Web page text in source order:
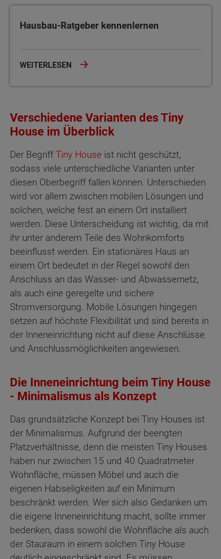
Hausbau-Ratgeber kennenlernen
WEITERLESEN
Verschiedene Varianten des Tiny
House im Überblick
Der BegriffTiny House ist nicht geschützt,
sodass viele unterschiedliche Varianten unter
diesen Oberbegriff fallen können. Unterschieden
wird vor allem zwischen mobilen Lösungen und
solchen, welche fest an einem Ort installiert
werden. Diese Unterscheidung ist wichtig, da mit
ihr unter anderem Teile des Wohnkomforts
beeinflusst werden. Ein stationäres Haus an
einem Ort bedeutet in der Regel sowohl den
Anschluss an das Wasser- und Abwassernetz,
als auch eine geregelte und sichere
Stromversorgung. Mobile Lösungen hingegen
setzen auf höchste Flexibilität und sind bereits in
der Inneneinrichtung nicht auf diese Anschlüsse
und Anschlussmöglichkeiten angewiesen.
Die Inneneinrichtung beim Tiny House
- Minimalismus als Konzept
Das grundsätzliche Konzept bei Tiny Houses ist
der Minimalismus. Aufgrund der beengten
Platzverhältnisse, denn die meisten Tiny Houses
haben nur zwischen 15 und 40 Quadratmeter
Wohnfläche, müssen Möbel und auch die
eigenen Habseligkeiten auf ein Minimum
beschränkt werden. Wer sich also Gedanken um
die eigene Inneneinrichtung macht, sollte immer
bedenken, dass sowohl die Wohnfläche als auch
der Stauraum in einem solchen Tiny House